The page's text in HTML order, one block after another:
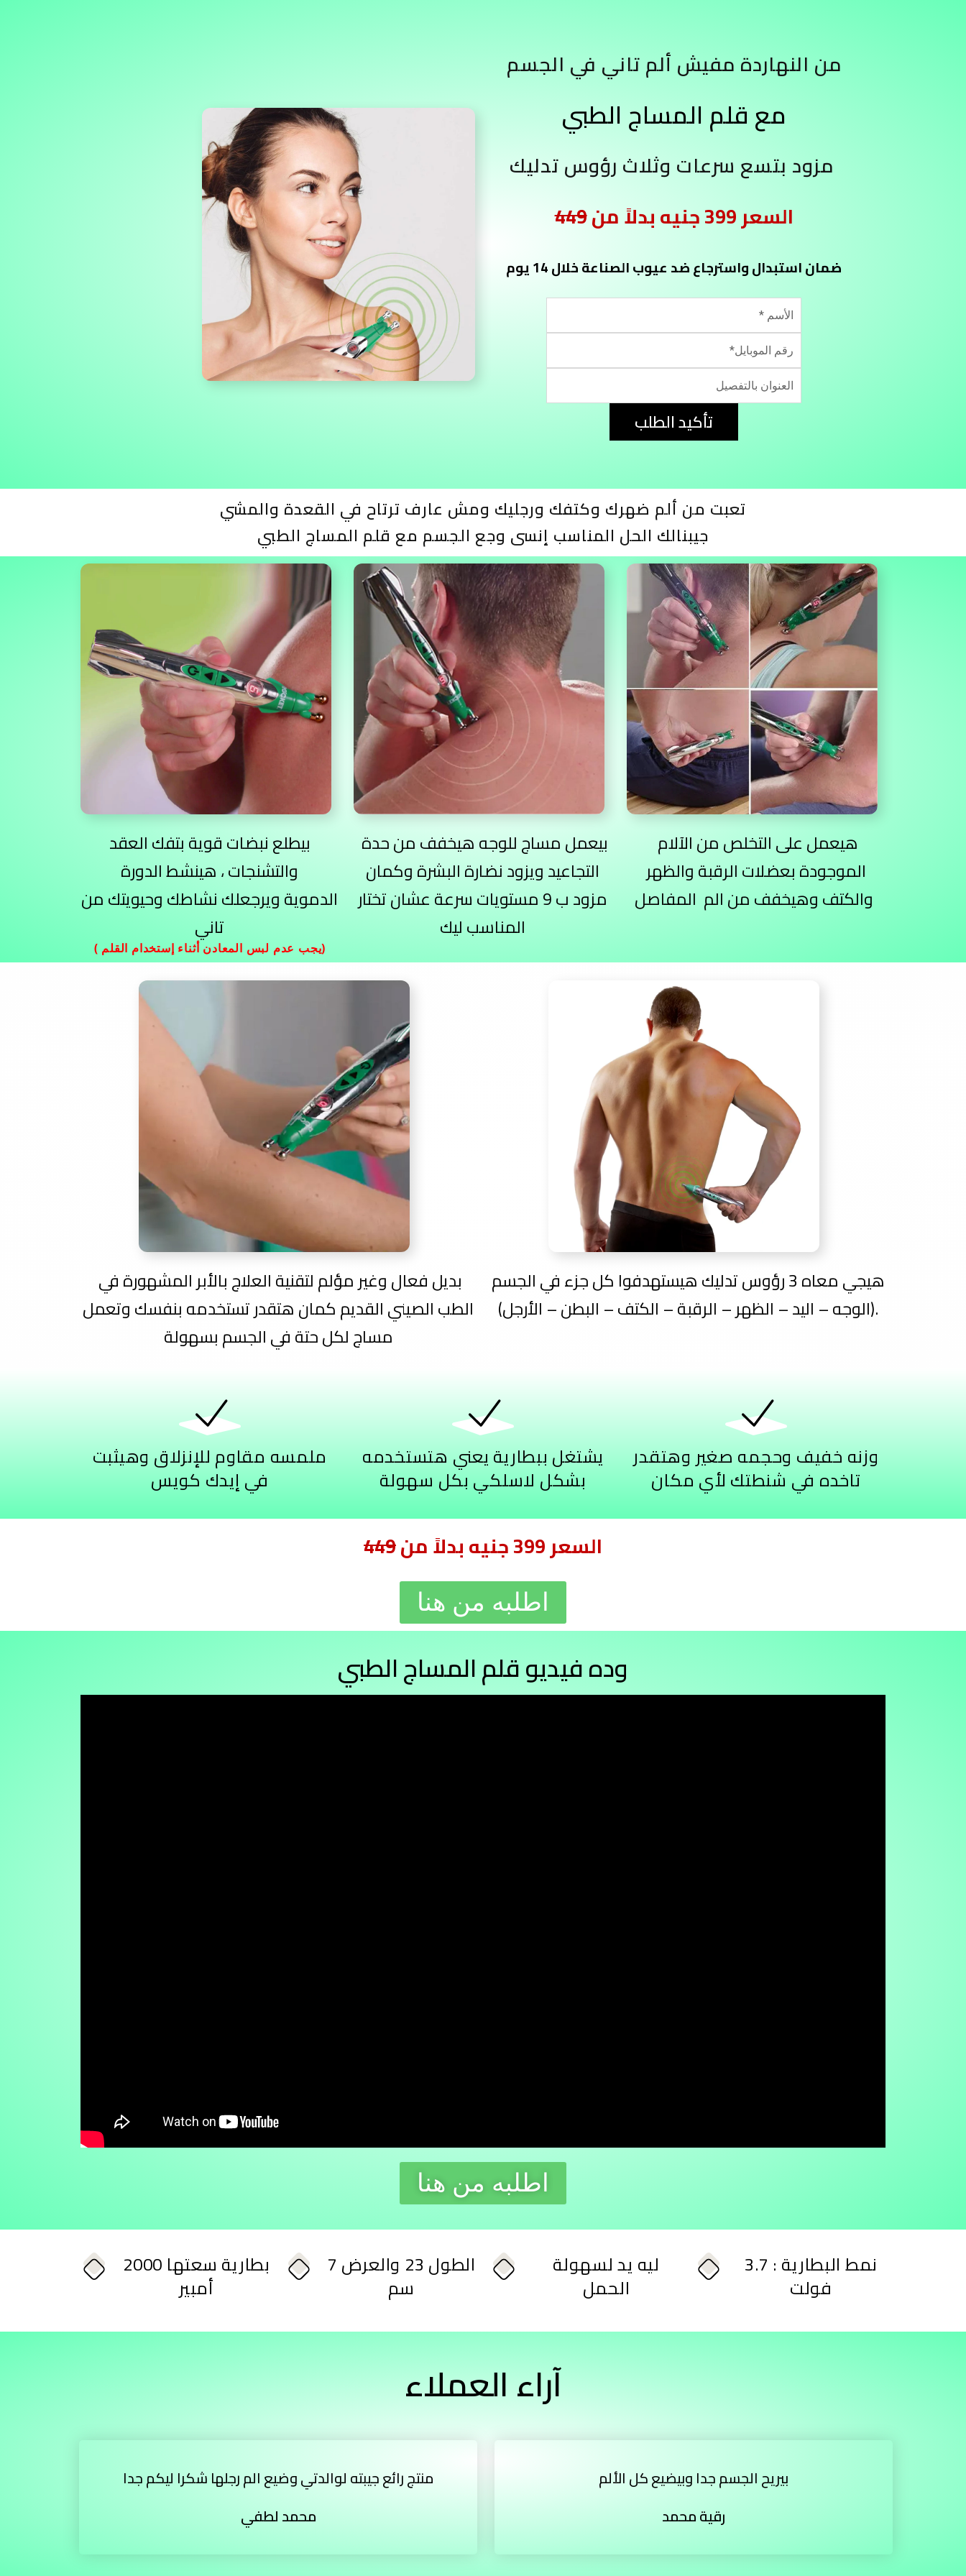
من النهاردة مفيش ألم تاني في الجسم
السعر 399 جنيه بدلاً من
449
ضمان استبدال واسترجاع ضد عيوب الصناعة خلال 14 يوم
تأكيد الطلب
تعبت من ألم ضهرك وكتفك ورجليك ومش عارف ترتاح في القعدة والمشي
جيبنالك الحل المناسب إنسى وجع الجسم مع قلم المساج الطبي
بيطلع نبضات قوية بتفك العقد
والتشنجات ، هينشط الدورة
الدموية ويرجعلك نشاطك وحيويتك من
تاني
( يجب عدم لبس المعادن أثناء إستخدام القلم)
التجاعيد ويزود نضارة البشرة وكمان
مزود ب 9 مستويات سرعة عشان تختار
المناسب ليك
الموجودة بعضلات الرقبة والظهر
الطب الصيني القديم كمان هتقدر تستخدمه بنفسك وتعمل
مساج لكل حتة في الجسم بسهولة
هيجي معاه 3 رؤوس تدليك هيستهدفوا كل جزء في الجسم
(الوجه – اليد – الظهر – الرقبة – الكتف – البطن – الأرجل).
ملمسه مقاوم للإنزلاق وهيثبت
في إيدك كويس
يشتغل ببطارية يعني هتستخدمه
بشكل لاسلكي بكل سهولة
وزنه خفيف وحجمه صغير وهتقدر
تاخده في شنطتك لأي مكان
السعر 399 جنيه بدلاً من 449
اطلبه من هنا
وده فيديو قلم المساج الطبي
اطلبه من هنا
بطارية سعتها 2000
أمبير
الطول 23 والعرض 7
سم
ليه يد لسهولة
الحمل
نمط البطارية : 3.7
فولت
آراء العملاء
منتج رائع جيبته لوالدتي وضيع الم رجلها شكرا ليكم جدا
محمد لطفي
بيريح الجسم جدا وبيضيع كل الألم
رقية محمد